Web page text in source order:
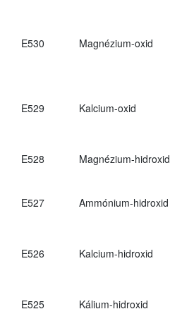
E530 Magnézium-oxid
E529 Kalcium-oxid
E528 Magnézium-hidroxid
E527 Ammónium-hidroxid
E526 Kalcium-hidroxid
E525 Kálium-hidroxid